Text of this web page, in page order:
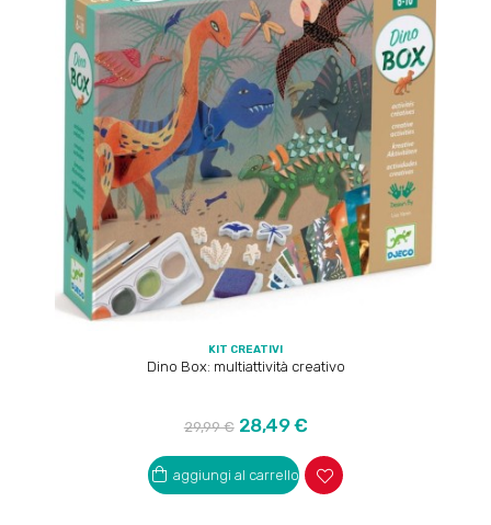
KIT CREATIVI
Dino Box: multiattività creativo
Prezzo
regolare
29,99 € Prezzo
28,49 €
aggiungi al carrello